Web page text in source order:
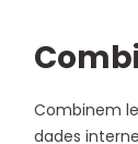
Combinem
dades